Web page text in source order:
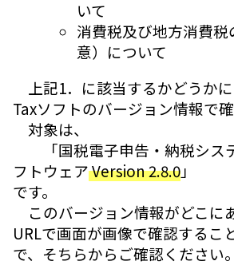
いて
消費税及び地方消費
意）について
上記1．に該当するかどうか
Taxソフトのバージョン情報で確
対象は、
「国税電子申告・納税シス
フトウェアVersion 2.8.0」
です。
このバージョン情報がどこに
URLで画面が画像で確認するこ
で、そちらからご確認ください。